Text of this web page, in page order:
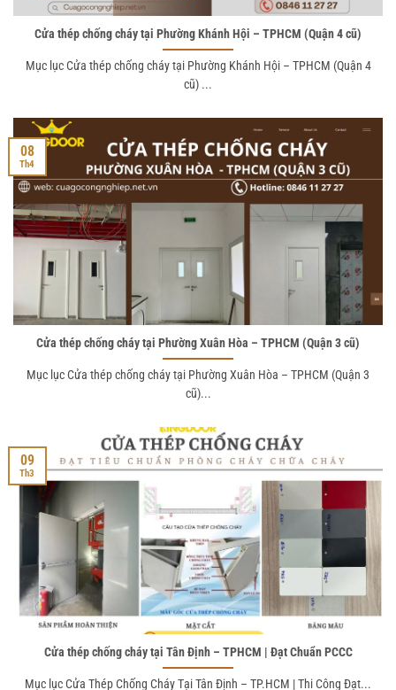
Cửa thép chống cháy tại Phường Khánh Hội – TPHCM (Quận 4 cũ)
Mục lục Cửa thép chống cháy tại Phường Khánh Hội – TPHCM (Quận 4
cũ) ...
Cửa thép chống cháy tại Phường Xuân Hòa – TPHCM (Quận 3 cũ)
Mục lục Cửa thép chống cháy tại Phường Xuân Hòa – TPHCM (Quận 3
cũ)...
08
Th4
Cửa thép chống cháy tại Tân Định – TPHCM | Đạt Chuẩn PCCC
Mục lục Cửa Thép Chống Cháy Tại Tân Định – TP.HCM | Thi Công Đạt...
09
Th3